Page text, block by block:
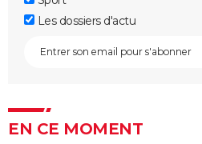
Les dossiers d'actu
EN CE MOMENT